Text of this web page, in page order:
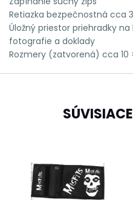
Retiazka bezpečnostná cca
Úložný priestor priehradky
fotografie a doklady
Rozmery (zatvorená) cca 10